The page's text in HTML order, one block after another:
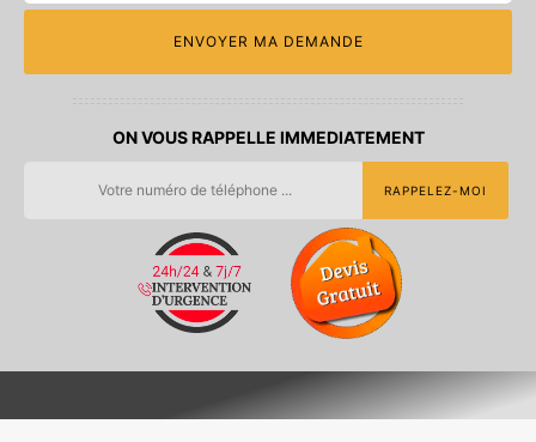
ON VOUS RAPPELLE IMMEDIATEMENT